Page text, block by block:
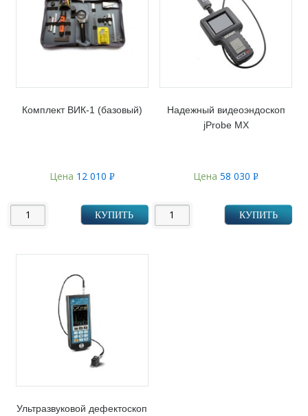
Комплект ВИК-1 (базовый)
Цена 12 010 Р
КУПИТЬ
Надежный видеоэндоскоп
jProbe MX
Цена58 030Р
КУПИТЬ
Ультразвуковой дефектоскоп